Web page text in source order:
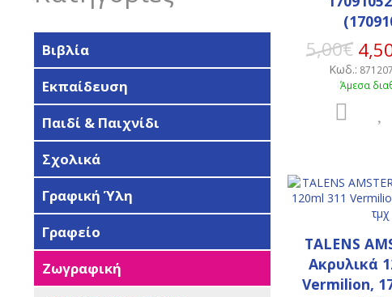
Βιβλία
Εκπαίδευση
Παιδί & Παιχνίδι
Σχολικά
Γραφική Ύλη
Γραφείο
Ζωγραφική
5,00€
Κωδ.:
Άμεσα
TALENS
Ακρυλικά
Vermilion,